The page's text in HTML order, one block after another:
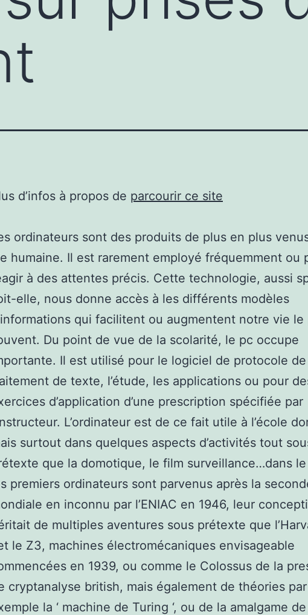
d’infos à propos de parcourir ce site
ordinateurs sont des produits de plus en plus
humaine. Il est rarement employé fréquemment ou
à des attentes précis. Cette technologie, aussi
elle, nous donne accès à les différents modèles
qui facilitent ou augmentent notre vie le
Du point de vue de la scolarité, le pc occupe
Il est utilisé pour le logiciel de protocole de
de texte, l’étude, les applications ou pour
d’application d’une prescription spécifiée par
L’ordinateur est de ce fait utile à l’école
surtout dans quelques aspects d’activités tout
que la domotique, le film surveillance…dans le
premiers ordinateurs sont parvenus après la
en inconnu par l’ENIAC en 1946, leur
de multiples aventures sous prétexte que
le Z3, machines électromécaniques envisageable
en 1939, ou comme le Colossus de la
cryptanalyse british, mais également de théories par
la ‘ machine de Turing ‘, ou de la amalgame de